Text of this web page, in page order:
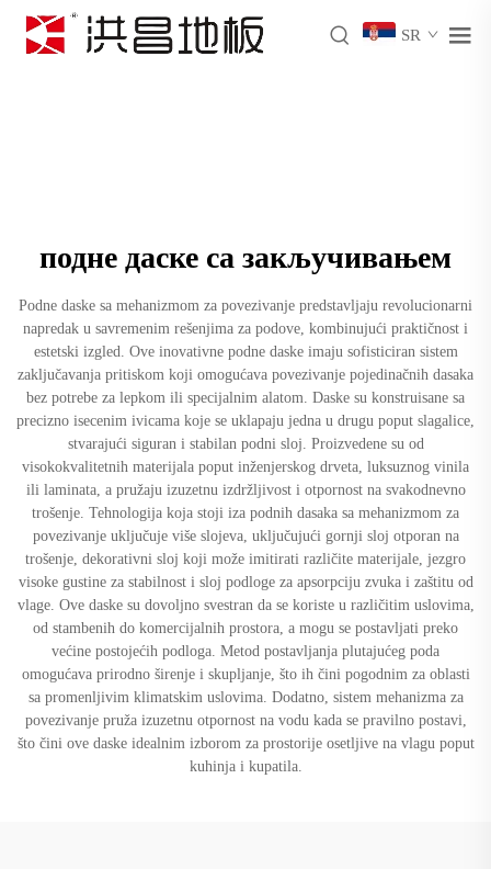
SR
подне даске са закључивањем
Podne daske sa mehanizmom za povezivanje predstavljaju revolucionarni
napredak u savremenim rešenjima za podove, kombinujući praktičnost i
estetski izgled. Ove inovativne podne daske imaju sofisticiran sistem
zaključavanja pritiskom koji omogućava povezivanje pojedinačnih dasaka
bez potrebe za lepkom ili specijalnim alatom. Daske su konstruisane sa
precizno isecenim ivicama koje se uklapaju jedna u drugu poput slagalice,
stvarajući siguran i stabilan podni sloj. Proizvedene su od
visokokvalitetnih materijala poput inženjerskog drveta, luksuznog vinila
ili laminata, a pružaju izuzetnu izdržljivost i otpornost na svakodnevno
trošenje. Tehnologija koja stoji iza podnih dasaka sa mehanizmom za
povezivanje uključuje više slojeva, uključujući gornji sloj otporan na
trošenje, dekorativni sloj koji može imitirati različite materijale, jezgro
visoke gustine za stabilnost i sloj podloge za apsorpciju zvuka i zaštitu od
vlage. Ove daske su dovoljno svestran da se koriste u različitim uslovima,
od stambenih do komercijalnih prostora, a mogu se postavljati preko
većine postojećih podloga. Metod postavljanja plutajućeg poda
omogućava prirodno širenje i skupljanje, što ih čini pogodnim za oblasti
sa promenljivim klimatskim uslovima. Dodatno, sistem mehanizma za
povezivanje pruža izuzetnu otpornost na vodu kada se pravilno postavi,
što čini ove daske idealnim izborom za prostorije osetljive na vlagu poput
kuhinja i kupatila.